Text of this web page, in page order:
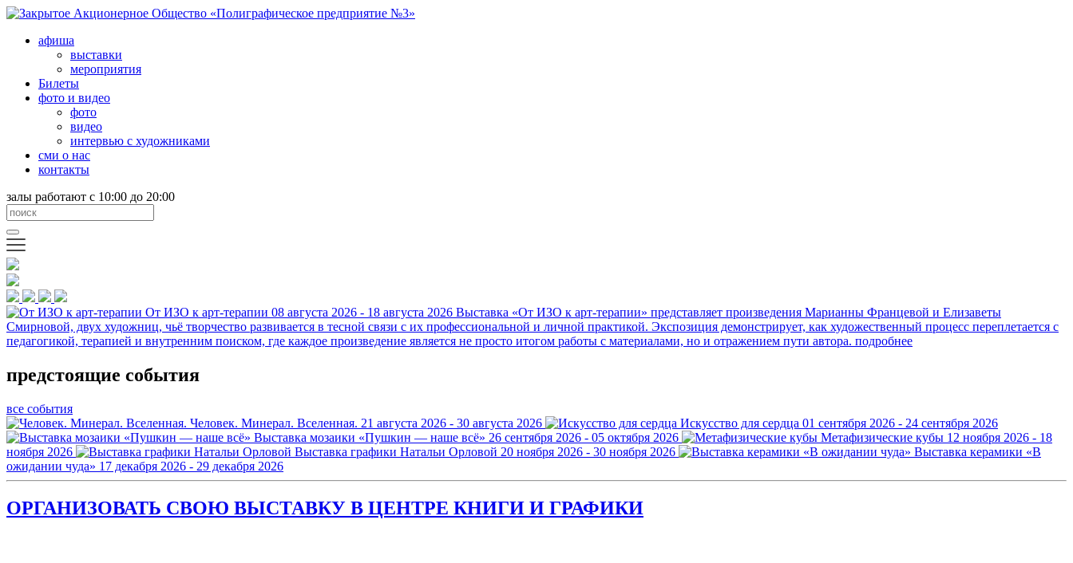
афиша
выставки
мероприятия
Билеты
фото и видео
фото
видео
интервью с художниками
сми о нас
контакты
залы работают с 10:00 до 20:00
От ИЗО к арт-терапии 08 августа 2026 - 18 августа 2026 Выставка «От ИЗО к арт-терапии» представляет произведения Марианны Францевой и Елизаветы
Смирновой, двух художниц, чьё творчество развивается в тесной связи с их профессиональной и личной практикой. Экспозиция демонстрирует, как художественный процесс переплетается с
педагогикой, терапией и внутренним поиском, где каждое произведение является не просто итогом работы с материалами, но и отражением пути автора. подробнее
предстоящие события
все события
Человек. Минерал. Вселенная. 21 августа 2026 - 30 августа 2026 Искусство для сердца 01 сентября 2026 - 24 сентября 2026
Выставка мозаики «Пушкин — наше всё» 26 сентября 2026 - 05 октября 2026 Метафизические кубы 12 ноября 2026 - 18
ноября 2026
Выставка графики Натальи Орловой 20 ноября 2026 - 30 ноября 2026
Выставка керамики «В
ожидании чуда» 17 декабря 2026 - 29 декабря 2026
ОРГАНИЗОВАТЬ СВОЮ ВЫСТАВКУ В ЦЕНТРЕ КНИГИ И ГРАФИКИ